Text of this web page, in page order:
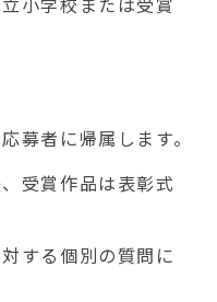
募者に帰属します。
受賞作品は表彰式
する個別の質問に